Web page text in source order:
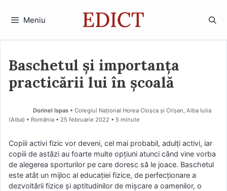
Meniu
Baschetul și importanța
practicării lui în școală
Dorinel Ispas • Colegiul Național Horea Cloșca și Crișan, Alba Iulia
(Alba) • România
25 februarie 2022 • 5 minute
Copiii activi fizic vor deveni, cel mai probabil, adulţi activi, iar
copiii de astăzi au foarte multe opţiuni atunci când vine vorba
de alegerea sporturilor pe care doresc să le joace. Baschetul
este atât un mijloc al educației fizice, de perfecționare a
dezvoltării fizice și aptitudinilor de mișcare a oamenilor, o